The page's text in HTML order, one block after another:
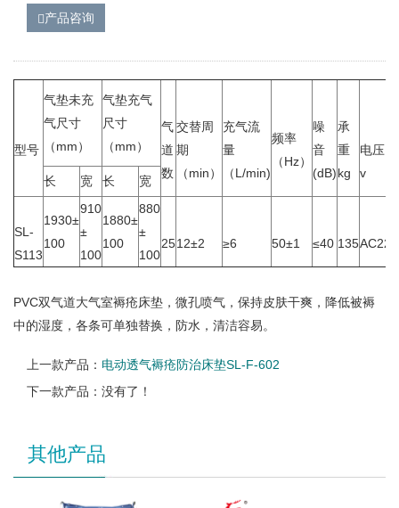
产品咨询
型号
气垫未充
气尺寸
（mm）
气垫充气
尺寸
（mm）
气
道
数
交替周
期
（min）
充气流
量
（L/min)
频率
（Hz）
噪
音
(dB)
承
重
kg
电压
v
长 宽 长 宽
SL-
S113
1930±
100
910
±
100
1880±
100
880
±
100
2512±2 ≥6 50±1 ≤40 135
PVC双气道大气室褥疮床垫，微孔喷气，保持皮肤干爽，降低被褥
中的湿度，各条可单独替换，防水，清洁容易。
上一款产品： 电动透气褥疮防治床垫SL-F-602
下一款产品：没有了！
其他产品